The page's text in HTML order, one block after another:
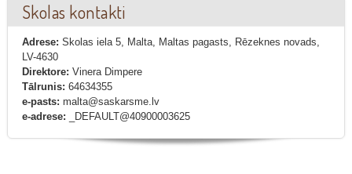
Skolas kontakti
Adrese: Skolas iela 5, Malta, Maltas pagasts, Rēzeknes novads,
LV-4630
Direktore: Vinera Dimpere
Tālrunis: 64634355
e-pasts: malta@saskarsme.lv
e-adrese: _DEFAULT@40900003625